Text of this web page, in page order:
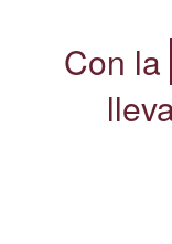
Con la